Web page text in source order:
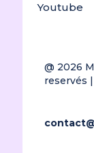
Youtube
@ 2026
reservés |